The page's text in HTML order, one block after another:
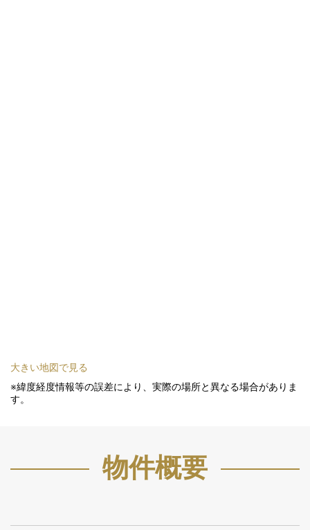
※緯度経度情報等の誤差により、実際の場所と異なる場合がありま
す。
大きい地図で見る
物件概要